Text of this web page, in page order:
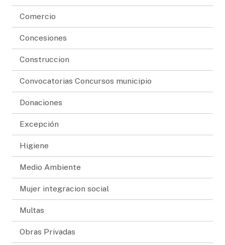
Comercio
Concesiones
Construccion
Convocatorias Concursos municipio
Donaciones
Excepción
Higiene
Medio Ambiente
Mujer integracion social
Multas
Obras Privadas